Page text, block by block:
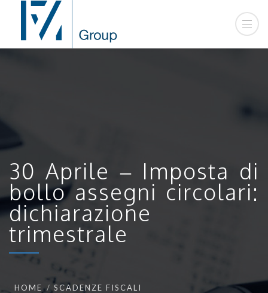
30 Aprile – Imposta di
bollo assegni circolari:
dichiarazione
trimestrale
HOME
SCADENZE FISCALI